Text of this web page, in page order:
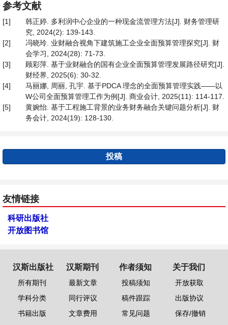
参考文献
[1]
韩正婷. 多利润中心企业的一种现金流管理方法[J]. 财务管理研
究, 2024(2): 139-143.
[2]
冯晓玲. 业财融合视角下建筑施工企业全面预算管理探究[J]. 财
会学习, 2024(28): 71-73.
[3]
顾彩萍. 基于业财融合的国有企业全面预算管理发展路径研究[J].
财经界, 2025(6): 30-32.
[4]
马丽娜, 周丽, 孔宇. 基于PDCA 理念的全面预算管理实践——以
W公司全面预算管理工作为例[J]. 商业会计, 2025(11): 114-117.
[5]
黄婉怡. 基于工程施工背景的业务财务融合关键问题分析[J]. 财
务会计, 2024(19): 128-130.
投稿
友情链接
科研出版社
开放图书馆
汉斯出版社
所有期刊
学科分类
书籍出版
汉斯期刊
最新文章
同行评议
文章费用
作者须知
投稿须知
稿件跟踪
常见问题
关于我们
开放获取
出版协议
保存/撤销